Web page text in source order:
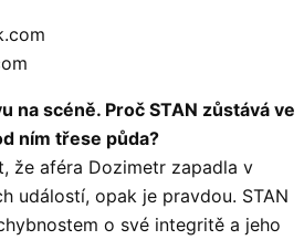
na scéně. Proč STAN zůstává ve
ním třese půda?
že aféra Dozimetr zapadla v
událostí, opak je pravdou. STAN
o své integritě a jeho